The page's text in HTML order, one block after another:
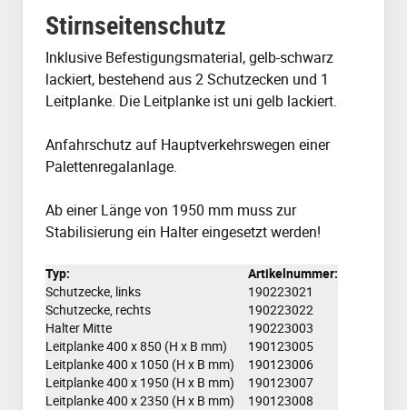
Stirnseitenschutz
Inklusive Befestigungsmaterial, gelb-schwarz
lackiert, bestehend aus 2 Schutzecken und 1
Leitplanke. Die Leitplanke ist uni gelb lackiert.
Anfahrschutz auf Hauptverkehrswegen einer
Palettenregalanlage.
Ab einer Länge von 1950 mm muss zur
Stabilisierung ein Halter eingesetzt werden!
Typ:
Artikelnummer:
Schutzecke, links
190223021
Schutzecke, rechts
190223022
Halter Mitte
190223003
Leitplanke 400 x 850 (H x B mm)
190123005
Leitplanke 400 x 1050 (H x B mm)
190123006
Leitplanke 400 x 1950 (H x B mm)
190123007
Leitplanke 400 x 2350 (H x B mm)
190123008